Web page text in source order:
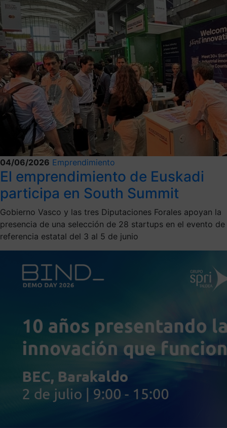
04/06/2026 Emprendimiento
El emprendimiento de Euskadi
participa en South Summit
Gobierno Vasco y las tres Diputaciones Forales apoyan la
presencia de una selección de 28 startups en el evento de
referencia estatal del 3 al 5 de junio